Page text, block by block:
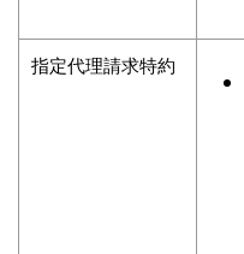
指定代理請求特約